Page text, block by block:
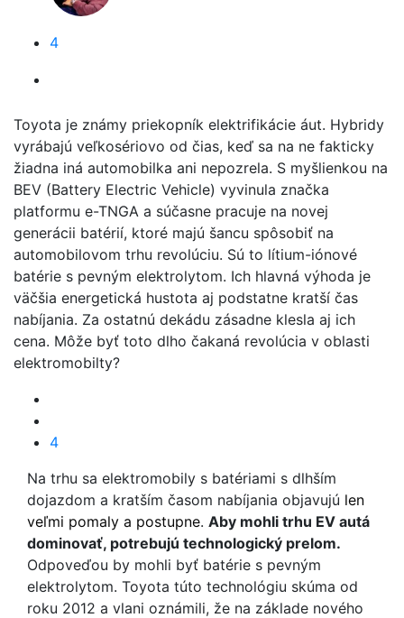
4
Toyota je známy priekopník elektrifikácie áut. Hybridy
vyrábajú veľkosériovo od čias, keď sa na ne fakticky
žiadna iná automobilka ani nepozrela. S myšlienkou na
BEV (Battery Electric Vehicle) vyvinula značka
platformu e-TNGA a súčasne pracuje na novej
generácii batérií, ktoré majú šancu spôsobiť na
automobilovom trhu revolúciu. Sú to lítium-iónové
batérie s pevným elektrolytom. Ich hlavná výhoda je
väčšia energetická hustota aj podstatne kratší čas
nabíjania. Za ostatnú dekádu zásadne klesla aj ich
cena. Môže byť toto dlho čakaná revolúcia v oblasti
elektromobilty?
4
Na trhu sa elektromobily s batériami s dlhším
dojazdom a kratším časom nabíjania objavujú len
veľmi pomaly a postupne. Aby mohli trhu EV autá
dominovať, potrebujú technologický prelom.
Odpoveďou by mohli byť batérie s pevným
elektrolytom. Toyota túto technológiu skúma od
roku 2012 a vlani oznámili, že na základe nového